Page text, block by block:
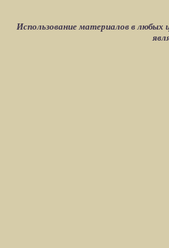
Использование материалов в любых